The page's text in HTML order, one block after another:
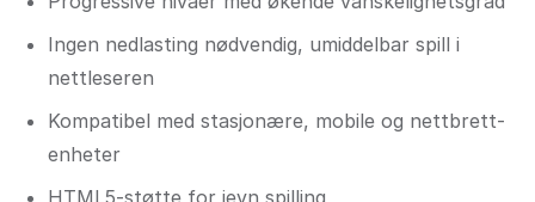
Ingen nedlasting nødvendig, umiddelbar spill i
nettleseren
Kompatibel med stasjonære, mobile og nettbrett-
enheter
HTML5-støtte for jevn spilling